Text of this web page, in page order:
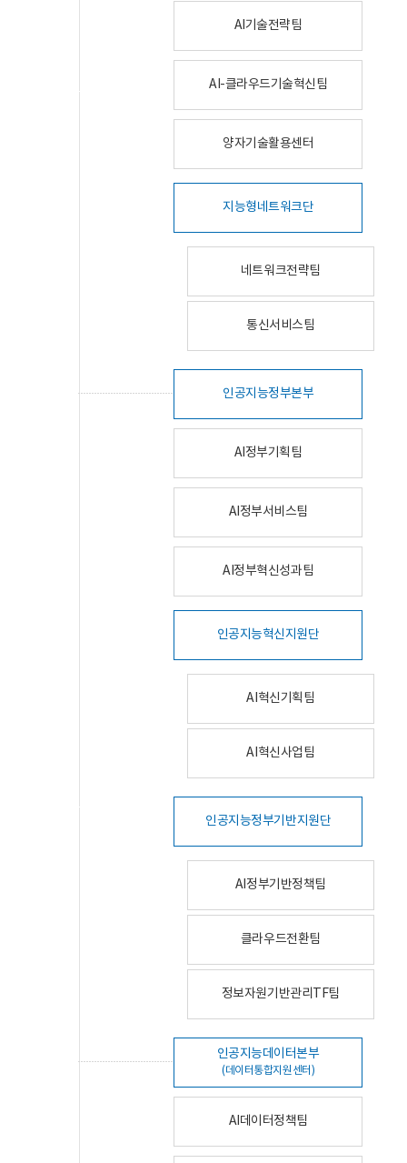
AI기술전략팀
AI-클라우드기술혁신팀
양자기술활용센터
지능형네트워크단
네트워크전략팀
통신서비스팀
인공지능정부본부
AI정부기획팀
AI정부서비스팀
AI정부혁신성과팀
인공지능혁신지원단
AI혁신기획팀
AI혁신사업팀
인공지능정부기반지원단
AI정부기반정책팀
클라우드전환팀
정보자원기반관리TF팀
인공지능데이터본부
(데이터통합지원센터)
AI데이터정책팀